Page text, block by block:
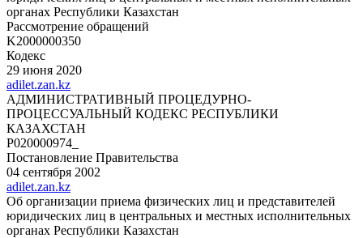
органах Республики Казахстан
Рассмотрение обращений
K2000000350
Кодекс
29 июня 2020
adilet.zan.kz
АДМИНИСТРАТИВНЫЙ ПРОЦЕДУРНО-
ПРОЦЕССУАЛЬНЫЙ КОДЕКС РЕСПУБЛИКИ
КАЗАХСТАН
P020000974_
Постановление Правительства
04 сентября 2002
adilet.zan.kz
Об организации приема физических лиц и представителей
юридических лиц в центральных и местных исполнительных
органах Республики Казахстан